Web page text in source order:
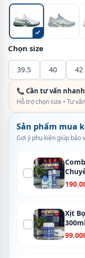
Chọn size
39.5 40 42
📞 Cần tư vấn
Hỗ trợ chọn size • Tư
Sản phẩm mua
Gợi ý phụ kiện giúp bảo
Xịt